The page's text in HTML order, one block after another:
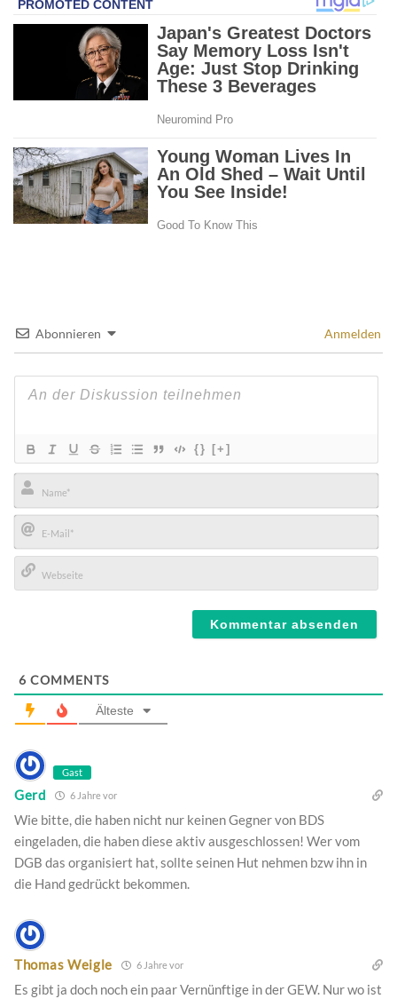
Abonnieren Anmelden
{} [+]
Name*
E-
Mail*
6 COMMENTS
Älteste
Gast
Gerd 6 Jahre vor
Wie bitte, die haben nicht nur keinen Gegner von BDS
eingeladen, die haben diese aktiv ausgeschlossen! Wer vom
DGB das organisiert hat, sollte seinen Hut nehmen bzw ihn in
die Hand gedrückt bekommen.
Thomas Weigle 6 Jahre vor
Es gibt ja doch noch ein paar Vernünftige in der GEW. Nur wo ist